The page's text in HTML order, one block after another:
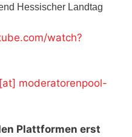
Hessischer Landtag
watch?
moderatorenpool-
Plattformen erst